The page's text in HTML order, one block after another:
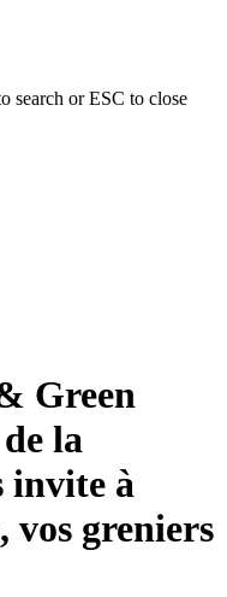
search or ESC to close
Green
la
invite à
vos greniers